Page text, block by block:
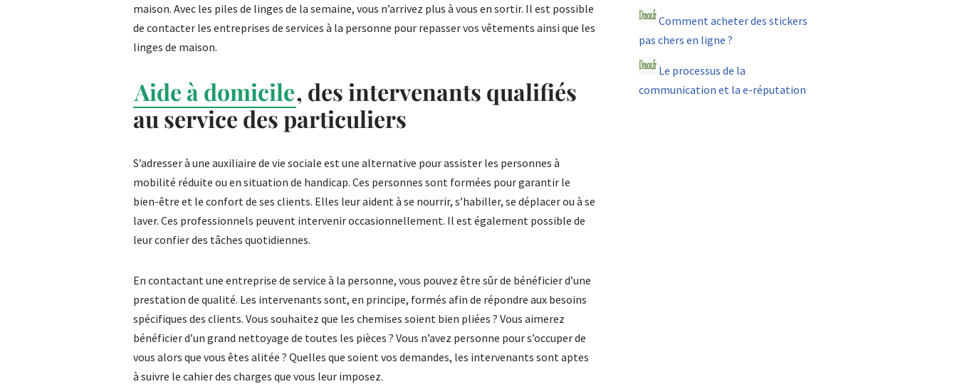
maison. Avec les piles de linges de la semaine, vous n’arrivez plus à vous en sortir. Il est possible
de contacter les entreprises de services à la personne pour repasser vos vêtements ainsi que les
linges de maison.
Aide à domicile, des intervenants qualifiés
au service des particuliers
S’adresser à une auxiliaire de vie sociale est une alternative pour assister les personnes à
mobilité réduite ou en situation de handicap. Ces personnes sont formées pour garantir le
bien-être et le confort de ses clients. Elles leur aident à se nourrir, s’habiller, se déplacer ou à se
laver. Ces professionnels peuvent intervenir occasionnellement. Il est également possible de
leur confier des tâches quotidiennes.
En contactant une entreprise de service à la personne, vous pouvez être sûr de bénéficier d’une
prestation de qualité. Les intervenants sont, en principe, formés afin de répondre aux besoins
spécifiques des clients. Vous souhaitez que les chemises soient bien pliées ? Vous aimerez
bénéficier d’un grand nettoyage de toutes les pièces ? Vous n’avez personne pour s’occuper de
vous alors que vous êtes alitée ? Quelles que soient vos demandes, les intervenants sont aptes
à suivre le cahier des charges que vous leur imposez.
Comment acheter des stickers
pas chers en ligne ?
Le processus de la
communication et la e-réputation